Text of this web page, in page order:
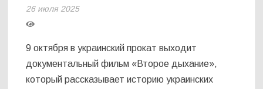
26 июля 2025
9 октября в украинский прокат выходит
документальный фильм «Второе дыхание»,
который рассказывает историю украинских